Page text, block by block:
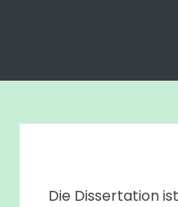
Die Dissertation